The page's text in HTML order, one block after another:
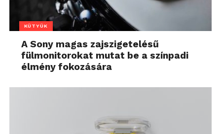
KÜTYÜK
A Sony magas zajszigetelésű
fülmonitorokat mutat be a színpadi
élmény fokozására